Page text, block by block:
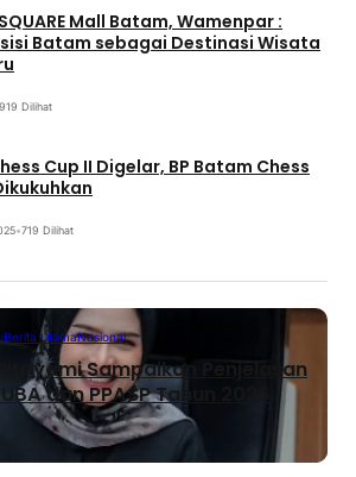
Mall Batam, Wamenpar :
Batam sebagai Destinasi Wisata
919 Dilihat
Cup II Digelar, BP Batam Chess
•719 Dilihat
Berita UtamaNasional
Sampaikan Penjelasan
dan PPASP Tahun 2026